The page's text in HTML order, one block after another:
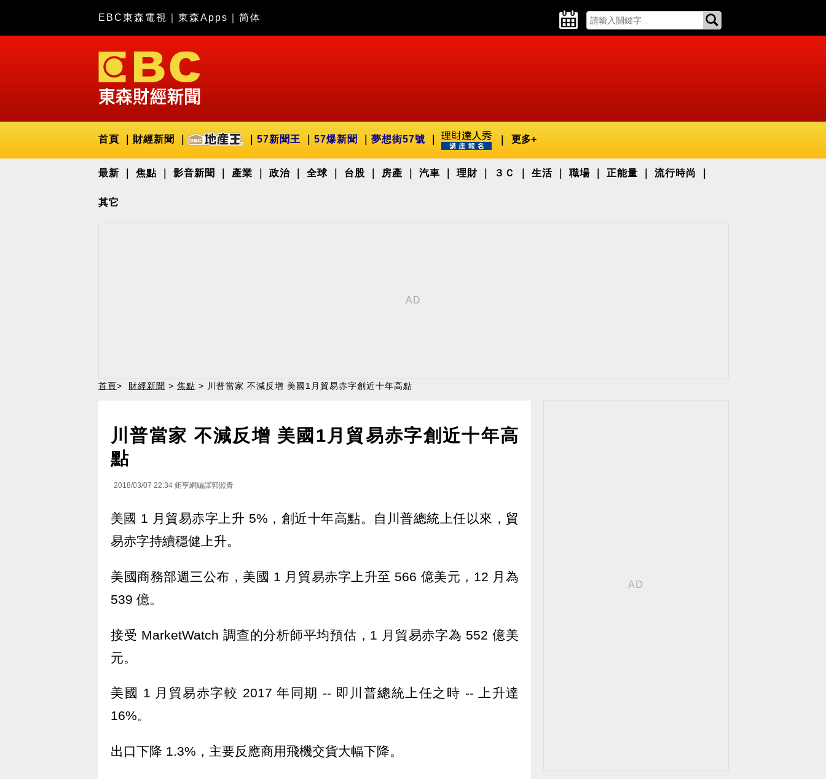
EBC東森電視 東森Apps 简体
首頁 財經新聞 57新聞王 57爆新聞 夢想街57號 更多+
最新 焦點 影音新聞 產業 政治 全球 台股 房產 汽車 理財 ３Ｃ 生活 職場 正能量 流行時尚
其它
首頁> 財經新聞 > 焦點 > 川普當家 不減反增 美國1月貿易赤字創近十年高點
川普當家 不減反增 美國1月貿易赤字創近十年高
點
2018/03/07 22:34 鉅亨網編譯郭照青
美國 1 月貿易赤字上升 5%，創近十年高點。自川普總統上任以來，貿
易赤字持續穩健上升。
美國商務部週三公布，美國 1 月貿易赤字上升至 566 億美元，12 月為
539 億。
接受 MarketWatch 調查的分析師平均預估，1 月貿易赤字為 552 億美
元。
美國 1 月貿易赤字較 2017 年同期 -- 即川普總統上任之時 -- 上升達
16%。
出口下降 1.3%，主要反應商用飛機交貨大幅下降。